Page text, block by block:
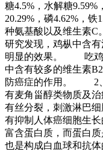
糖4.5%，水解糖9.59%
20.29%，磷4.62%，
种氨基酸以及维生素C
研究发现，鸡枞中含
明显的效果。 吃鸡
中含有较多的维生素
防癌症的作用。 2、
有麦角甾醇类物质及
有丝分裂，刺激淋巴
有抑制人体癌细胞生
富含蛋白质，而蛋白
也是构成白血球和抗